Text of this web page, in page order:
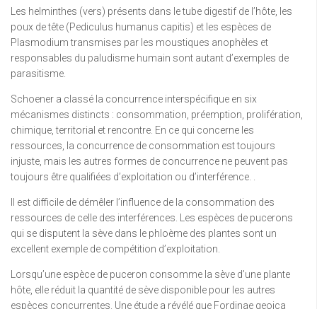
Les helminthes (vers) présents dans le tube digestif de l’hôte, les
poux de tête (Pediculus humanus capitis) et les espèces de
Plasmodium transmises par les moustiques anophèles et
responsables du paludisme humain sont autant d’exemples de
parasitisme.
Schoener a classé la concurrence interspécifique en six
mécanismes distincts : consommation, préemption, prolifération,
chimique, territorial et rencontre. En ce qui concerne les
ressources, la concurrence de consommation est toujours
injuste, mais les autres formes de concurrence ne peuvent pas
toujours être qualifiées d’exploitation ou d’interférence. .
Il est difficile de démêler l’influence de la consommation des
ressources de celle des interférences. Les espèces de pucerons
qui se disputent la sève dans le phloème des plantes sont un
excellent exemple de compétition d’exploitation.
Lorsqu’une espèce de puceron consomme la sève d’une plante
hôte, elle réduit la quantité de sève disponible pour les autres
espèces concurrentes. Une étude a révélé que Fordinae geoica